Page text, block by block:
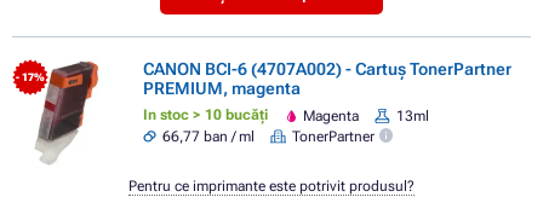
- 17%
CANON BCI-6 (4707A002) - Cartuș TonerPartner
PREMIUM, magenta
In stoc > 10 bucăți Magenta
13ml
66,77 ban / ml
TonerPartner
Pentru ce imprimante este potrivit produsul?